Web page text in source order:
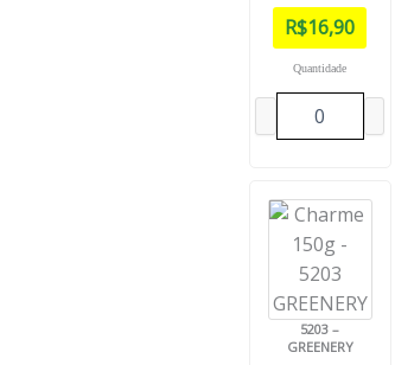
R$16,90
Quantidade
5203 –
GREENERY